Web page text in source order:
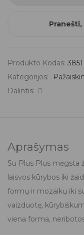
Produkto Kodas: 3851
Kategorijos:
Dalintis:
Aprašymas
Su Plus Plus mėgsta
laisvos kūrybos iki
formų ir mozaikų iki
vaizduotę,
viena forma,